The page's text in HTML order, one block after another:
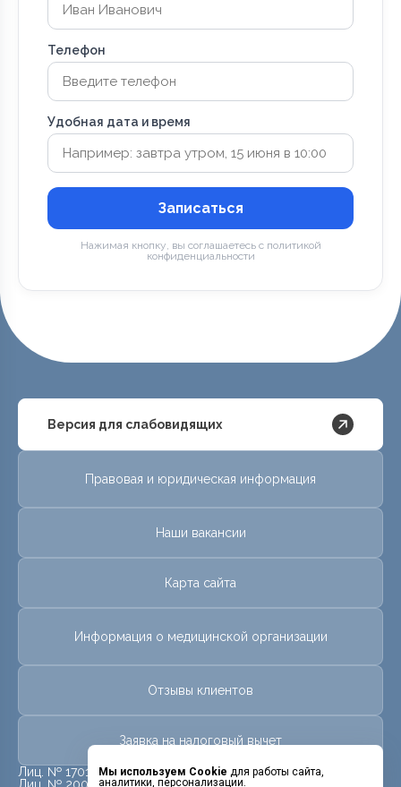
Мы используем Cookie для работы сайта,
аналитики, персонализации.
Телефон
Удобная дата и время
Записаться
Нажимая кнопку, вы соглашаетесь с политикой
конфиденциальности
Версия для слабовидящих
Правовая и юридическая информация
Наши вакансии
Карта сайта
Информация о медицинской организации
Отзывы клиентов
Заявка на налоговый вычет
Лиц. № 17013581 от 28 июля 2017 г.
Лиц. № 20009926 от 09 июля 2020 г.